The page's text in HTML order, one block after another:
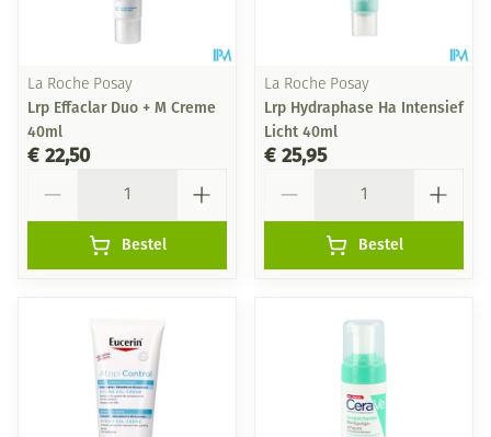
La Roche Posay
Lrp Effaclar Duo + M Creme
40ml
€ 22,50
Bestel
La Roche Posay
Lrp Hydraphase Ha Intensief
Licht 40ml
€ 25,95
Bestel